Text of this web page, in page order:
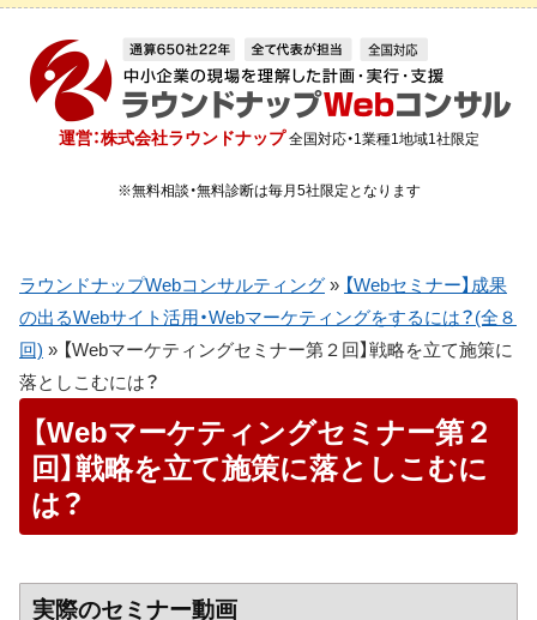
運営：株式会社ラウンドナップ 全国対応・1業種1地域1社限定
※無料相談・無料診断は毎月5社限定となります
ラウンドナップWebコンサルティング » 【Webセミナー】成果
の出るWebサイト活用・Webマーケティングをするには？(全８
回) » 【Webマーケティングセミナー第２回】戦略を立て施策に
落としこむには？
【Webマーケティングセミナー第２
回】戦略を立て施策に落としこむに
は？
実際のセミナー動画